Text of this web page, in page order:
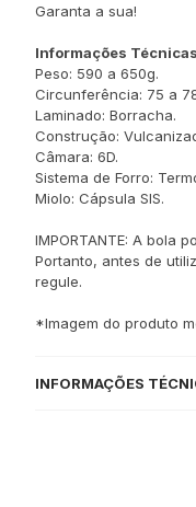
Garanta a sua!
Informações
Peso: 590 a 650g.
Circunferência: 75 a
Laminado: Borracha.
Construção:
Câmara: 6D.
Sistema de Forro:
Miolo: Cápsula SIS.
IMPORTANTE: A bola
Portanto, antes de
regule.
*Imagem do produto
INFORMAÇÕES